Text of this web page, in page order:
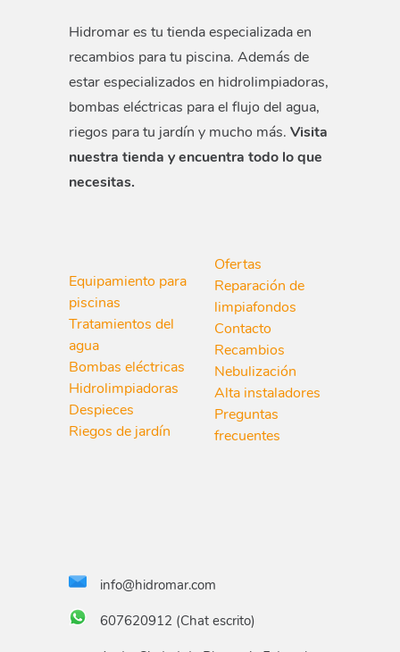
Hidromar es tu tienda especializada en
recambios para tu piscina. Además de
estar especializados en hidrolimpiadoras,
bombas eléctricas para el flujo del agua,
riegos para tu jardín y mucho más. Visita
nuestra tienda y encuentra todo lo que
necesitas.
Equipamiento para
piscinas
Tratamientos del
agua
Bombas eléctricas
Hidrolimpiadoras
Despieces
Riegos de jardín
Ofertas
Reparación de
limpiafondos
Contacto
Recambios
Nebulización
Alta instaladores
Preguntas
frecuentes
info@hidromar.com
607620912 (Chat escrito)